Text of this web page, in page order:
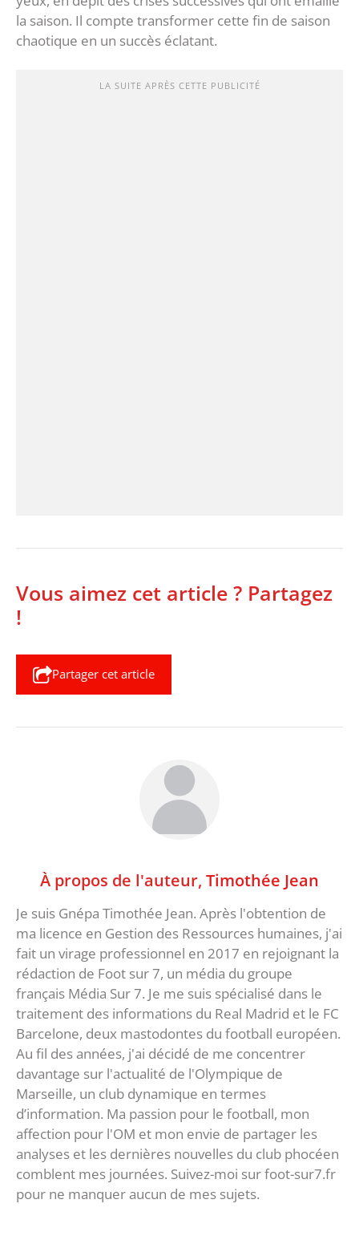
la saison. Il compte transformer cette fin de saison
chaotique en un succès éclatant.
LA SUITE APRÈS CETTE PUBLICITÉ
Vous aimez cet article ? Partagez
!
Partager cet article
À propos de l'auteur, Timothée Jean
Je suis Gnépa Timothée Jean. Après l'obtention de
ma licence en Gestion des Ressources humaines, j'ai
fait un virage professionnel en 2017 en rejoignant la
rédaction de Foot sur 7, un média du groupe
français Média Sur 7. Je me suis spécialisé dans le
traitement des informations du Real Madrid et le FC
Barcelone, deux mastodontes du football européen.
Au fil des années, j'ai décidé de me concentrer
davantage sur l'actualité de l'Olympique de
Marseille, un club dynamique en termes
d’information. Ma passion pour le football, mon
affection pour l'OM et mon envie de partager les
analyses et les dernières nouvelles du club phocéen
comblent mes journées. Suivez-moi sur foot-sur7.fr
pour ne manquer aucun de mes sujets.